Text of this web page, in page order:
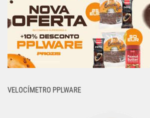
VELOCÍMETRO PPLWARE